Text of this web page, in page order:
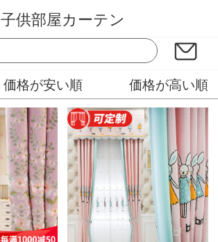
ぴっかりカーテン
子供部屋カーテン
価格が安い順 価格が高い順